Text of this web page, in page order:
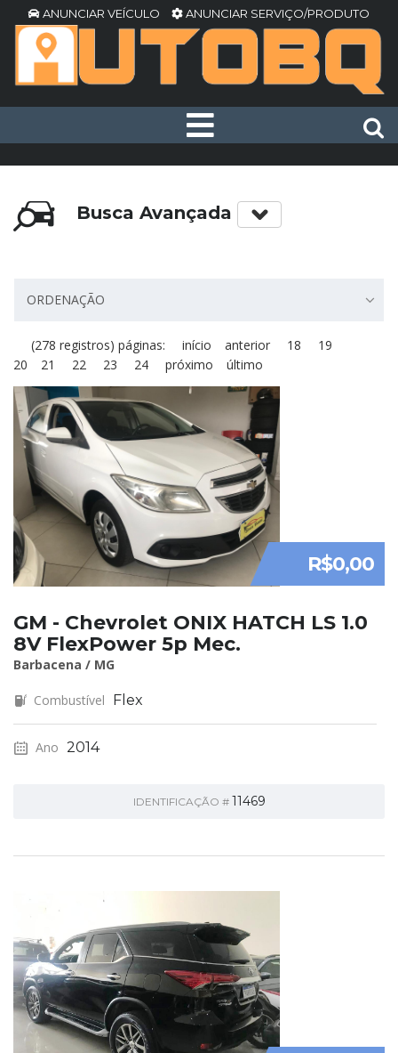
ANUNCIAR VEÍCULO ANUNCIAR SERVIÇO/PRODUTO
Busca Avançada
ORDENAÇÃO
(278 registros) páginas: início anterior 18
19
20
21 22 23 24 próximo último
R$0,00
GM - Chevrolet ONIX HATCH LS 1.0
8V FlexPower 5p Mec.
Barbacena / MG
Combustível Flex
Ano 2014
IDENTIFICAÇÃO # 11469